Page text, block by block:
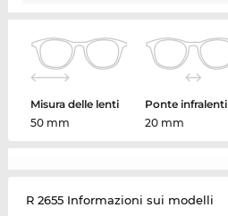
Misura delle lenti
50 mm
Ponte infralenti
20 mm
R 2655 Informazioni sui modelli